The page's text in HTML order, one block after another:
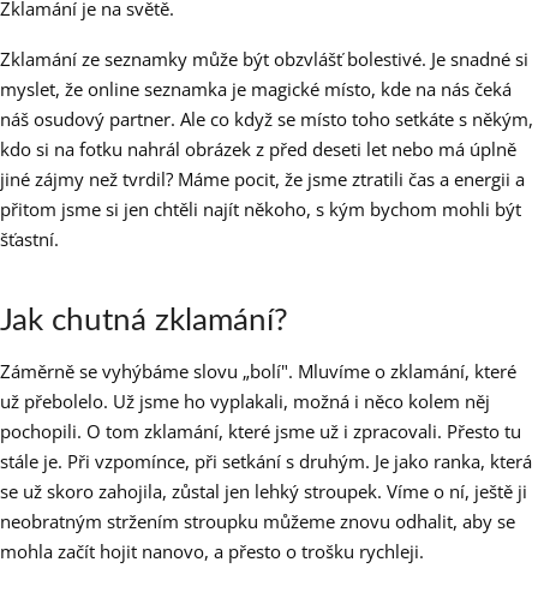
Zklamání je na světě.
Zklamání ze seznamky může být obzvlášť bolestivé. Je snadné si
myslet, že online seznamka je magické místo, kde na nás čeká
náš osudový partner. Ale co když se místo toho setkáte s někým,
kdo si na fotku nahrál obrázek z před deseti let nebo má úplně
jiné zájmy než tvrdil? Máme pocit, že jsme ztratili čas a energii a
přitom jsme si jen chtěli najít někoho, s kým bychom mohli být
šťastní.
Jak chutná zklamání?
Záměrně se vyhýbáme slovu „bolí". Mluvíme o zklamání, které
už přebolelo. Už jsme ho vyplakali, možná i něco kolem něj
pochopili. O tom zklamání, které jsme už i zpracovali. Přesto tu
stále je. Při vzpomínce, při setkání s druhým. Je jako ranka, která
se už skoro zahojila, zůstal jen lehký stroupek. Víme o ní, ještě ji
neobratným stržením stroupku můžeme znovu odhalit, aby se
mohla začít hojit nanovo, a přesto o trošku rychleji.